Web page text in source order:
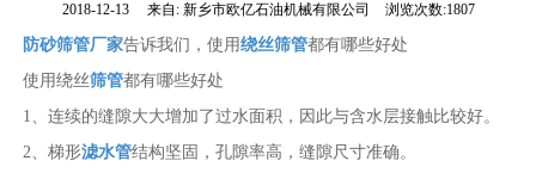
2018-12-13 来自: 新乡市欧亿石油机械有限公司 浏览次数:1807
防砂筛管厂家告诉我们，使用绕丝筛管都有哪些好处
使用绕丝筛管都有哪些好处
1、连续的缝隙大大增加了过水面积，因此与含水层接触比较好。
2、梯形滤水管结构坚固，孔隙率高，缝隙尺寸准确。